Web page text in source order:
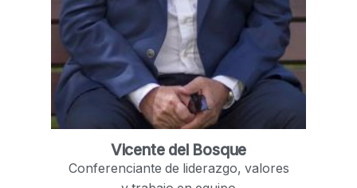
Vicente del Bosque
Conferenciante de liderazgo, valores